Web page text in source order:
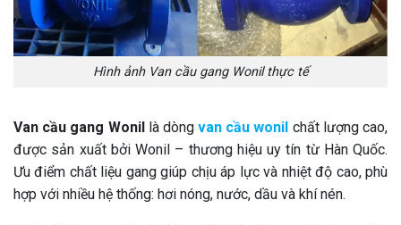
Hình ảnh Van cầu gang Wonil thực tế
Van cầu gang Wonillà dòngvan cầu wonil chất lượng cao,
được sản xuất bởi Wonil – thương hiệu uy tín từ Hàn Quốc.
Ưu điểm chất liệu gang giúp chịu áp lực và nhiệt độ cao, phù
hợp với nhiều hệ thống: hơi nóng, nước, dầu và khí nén.